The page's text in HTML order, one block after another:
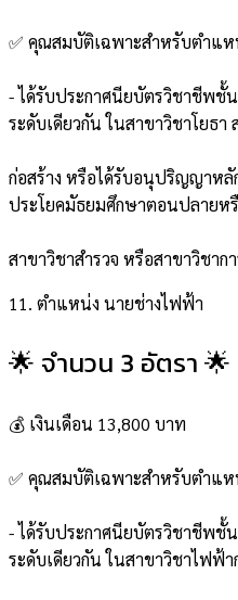
✅ คุณสมบัติเฉพาะสำหรับตำแห
- ได้รับประกาศนียบัตรวิชาชีพชั้
ระดับเดียวกัน ในสาขาวิชาโยธา
ก่อสร้าง หรือได้รับอนุปริญญาห
ประโยคมัธยมศึกษาตอนปลายห
สาขาวิชาสำรวจ หรือสาขาวิชาก
11. ตำแหน่ง นายช่างไฟฟ้า
🌟 จำนวน 3 อัตรา 🌟
💰 เงินเดือน 13,800 บาท
✅ คุณสมบัติเฉพาะสำหรับตำแห
- ได้รับประกาศนียบัตรวิชาชีพชั้
ระดับเดียวกัน ในสาขาวิชาไฟฟ้